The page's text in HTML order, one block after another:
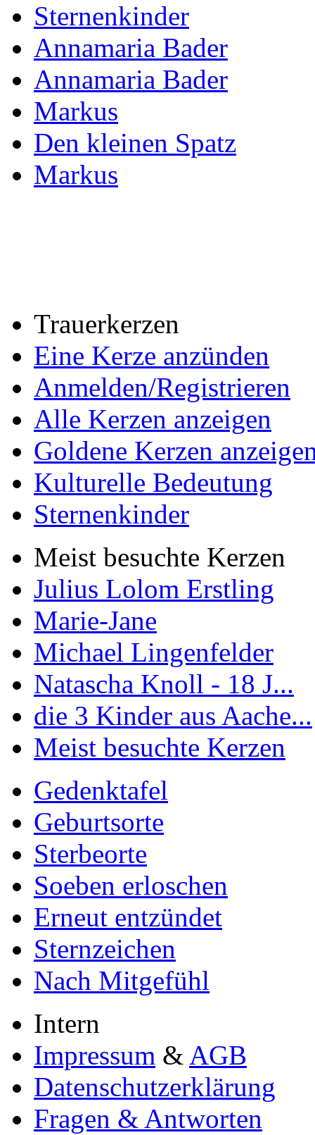
Sternenkinder
Annamaria Bader
Annamaria Bader
Markus
Den kleinen Spatz
Markus
Trauerkerzen
Eine Kerze anzünden
Anmelden/Registrieren
Alle Kerzen anzeigen
Goldene Kerzen
Kulturelle Bedeutung
Sternenkinder
Meist besuchte Kerzen
Julius Lolom Erstling
Marie-Jane
Michael Lingenfelder
Natascha Knoll - 18 J...
die 3 Kinder aus Aache...
Meist besuchte Kerzen
Gedenktafel
Geburtsorte
Sterbeorte
Soeben erloschen
Erneut entzündet
Sternzeichen
Nach Mitgefühl
Intern
Impressum & AGB
Datenschutzerklärung
Fragen & Antworten